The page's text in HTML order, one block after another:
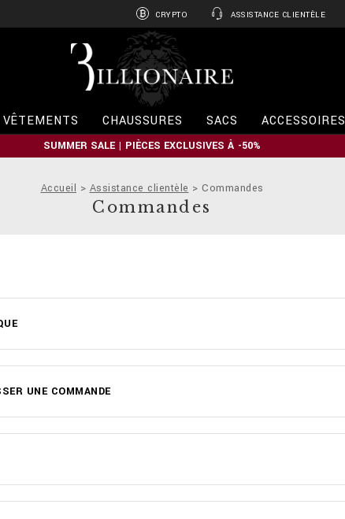
CRYPTO ASSISTANCE CLIENTÈLE
l
o
n
a
e
VÊTEMENTS CHAUSSURES SACS ACCESSOIRES
SUMMER SALE | PIÈCES EXCLUSIVES À -50%
Accueil Assistance clientèle Commandes
Commandes
UNE COMMANDE